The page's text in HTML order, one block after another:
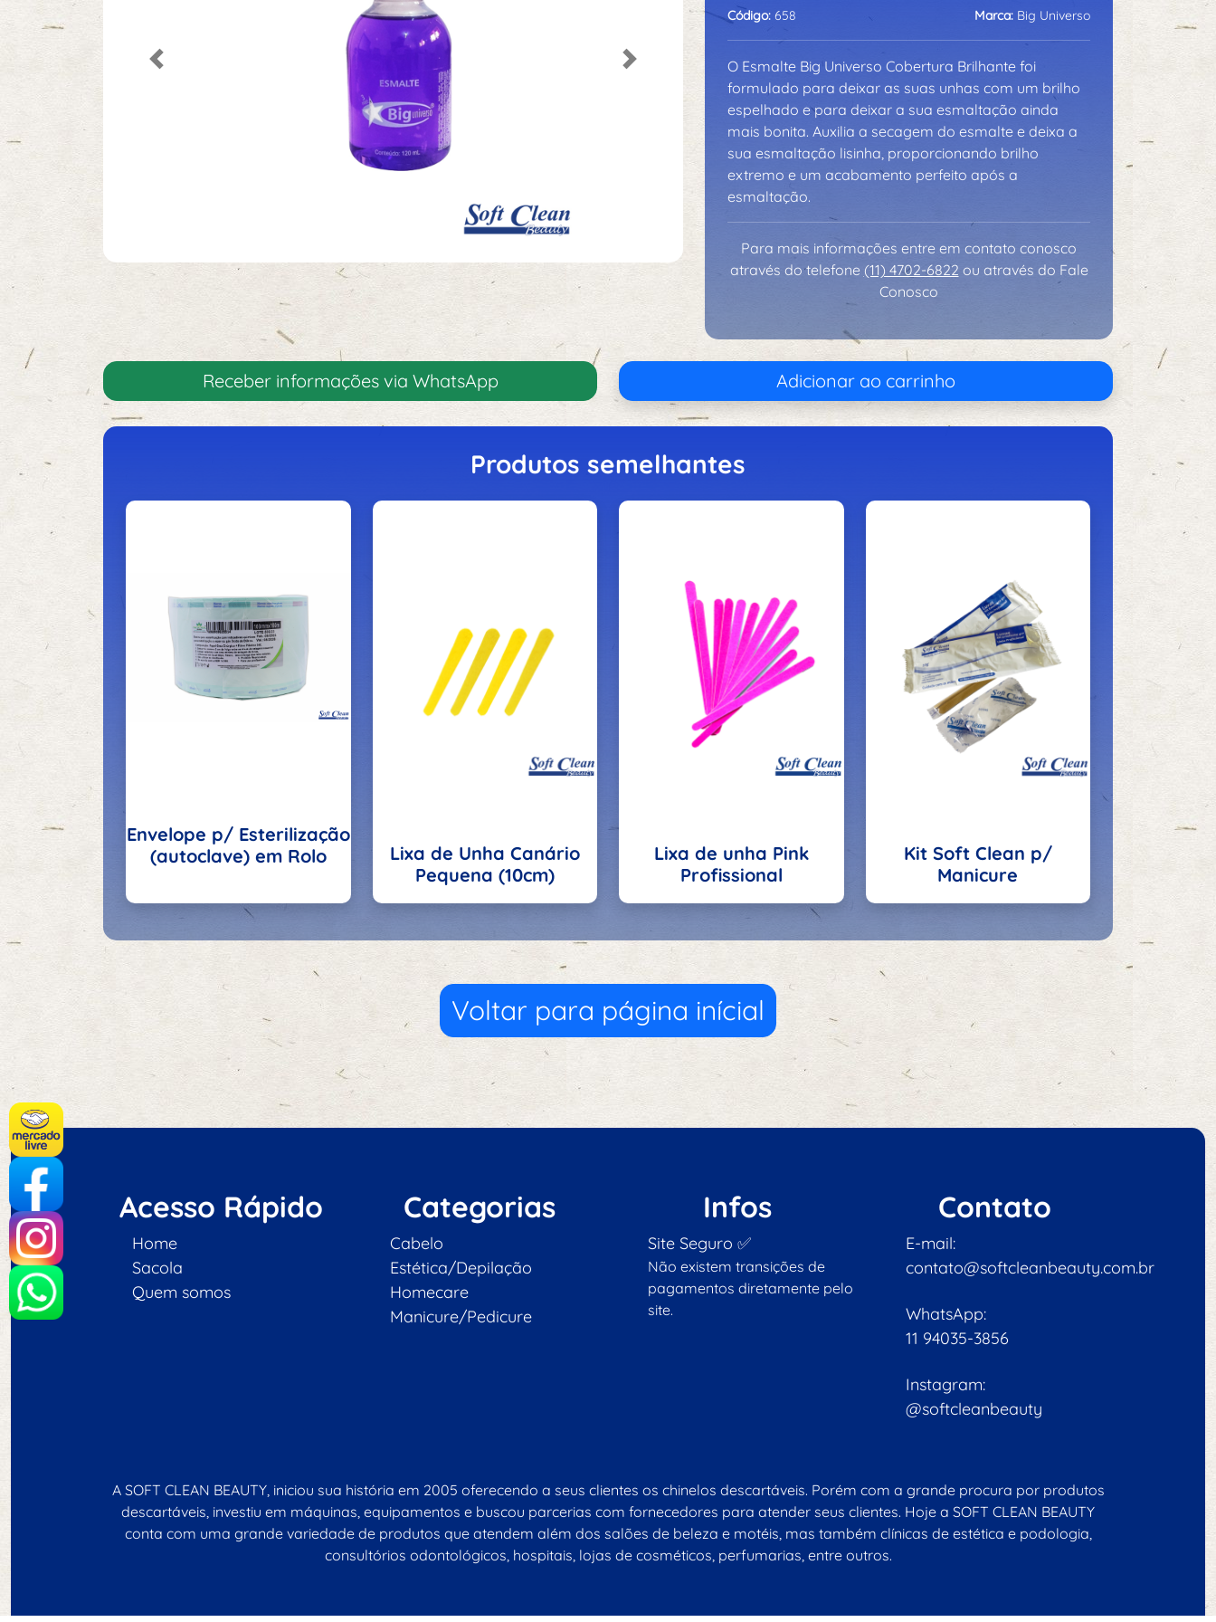
Previous Next
Código: 658 Marca: Big Universo
O Esmalte Big Universo Cobertura Brilhante foi
formulado para deixar as suas unhas com um brilho
espelhado e para deixar a sua esmaltação ainda
mais bonita. Auxilia a secagem do esmalte e deixa a
sua esmaltação lisinha, proporcionando brilho
extremo e um acabamento perfeito após a
esmaltação.
Para mais informações entre em contato conosco
através do telefone (11) 4702-6822 ou através do Fale
Conosco
Receber informações via WhatsApp Adicionar ao carrinho
Produtos semelhantes
Envelope p/ Esterilização
(autoclave) em Rolo
Lixa de Unha Canário
Pequena (10cm)
Lixa de unha Pink
Profissional
Kit Soft Clean p/
Manicure
Voltar para página inícial
Acesso Rápido
Home
Sacola
Quem somos
Categorias
Cabelo
Estética/Depilação
Homecare
Manicure/Pedicure
Infos
Site Seguro ✅
Não existem transições de
pagamentos diretamente pelo
site.
Contato
E-mail:
contato@softcleanbeauty.com.br
WhatsApp:
11 94035-3856
Instagram:
@softcleanbeauty
A SOFT CLEAN BEAUTY, iniciou sua história em 2005 oferecendo a seus clientes os chinelos descartáveis. Porém com a grande procura por produtos
descartáveis, investiu em máquinas, equipamentos e buscou parcerias com fornecedores para atender seus clientes. Hoje a SOFT CLEAN BEAUTY
conta com uma grande variedade de produtos que atendem além dos salões de beleza e motéis, mas também clínicas de estética e podologia,
consultórios odontológicos, hospitais, lojas de cosméticos, perfumarias, entre outros.